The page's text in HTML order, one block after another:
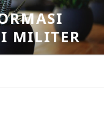
MILITER